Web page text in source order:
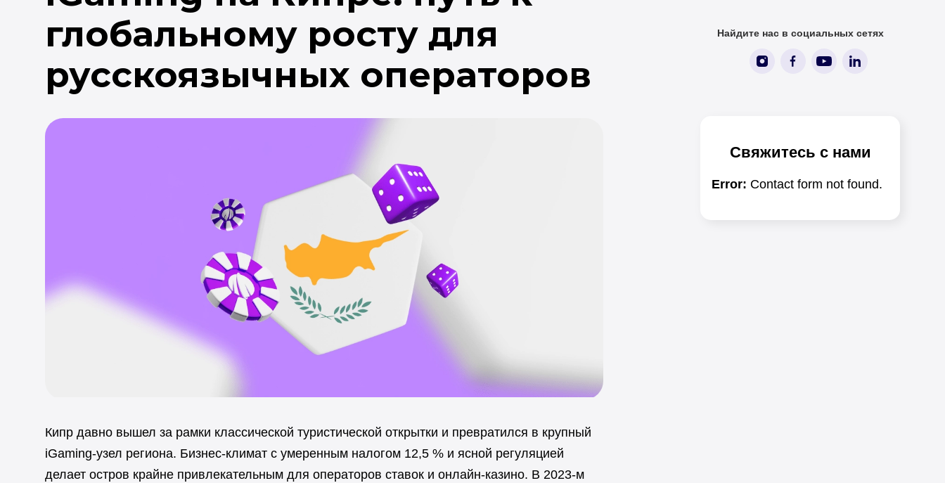
глобальному росту для
русскоязычных операторов
Кипр давно вышел за рамки классической туристической открытки и превратился в крупный
iGaming-узел региона. Бизнес-климат с умеренным налогом 12,5 % и ясной регуляцией
делает остров крайне привлекательным для операторов ставок и онлайн-казино. В 2023-м
Найдите нас в социальных сетях
Свяжитесь с нами
Error: Contact form not found.